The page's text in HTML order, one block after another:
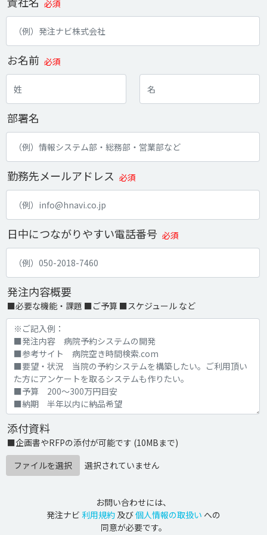
必須
お名前 必須
部署名
勤務先メールアドレス 必須
日中につながりやすい電話番号 必須
発注内容概要
■必要な機能・課題 ■ご予算 ■スケジュール など
添付資料
■企画書やRFPの添付が可能です (10MBまで)
ファイルを選択
選択されていません
お問い合わせには、
発注ナビ 利用規約 及び個人情報の取扱い への
同意が必要です。